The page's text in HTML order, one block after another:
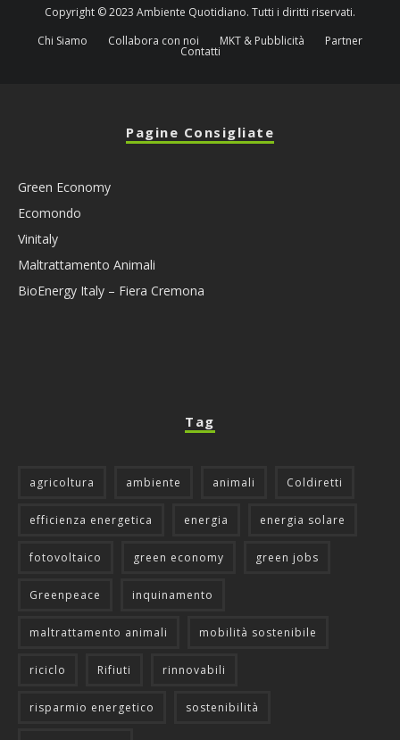
Copyright © 2023 Ambiente Quotidiano. Tutti i diritti riservati.
Chi Siamo
Collabora con noi MKT & Pubblicità Partner
Contatti
Pagine Consigliate
Green Economy
Ecomondo
Vinitaly
Maltrattamento Animali
BioEnergy Italy – Fiera Cremona
Tag
agricoltura ambiente animali Coldiretti
efficienza energetica energia energia solare
fotovoltaico green economy green jobs
Greenpeace inquinamento
maltrattamento animali mobilità sostenibile
riciclo Rifiuti rinnovabili
risparmio energetico sostenibilità